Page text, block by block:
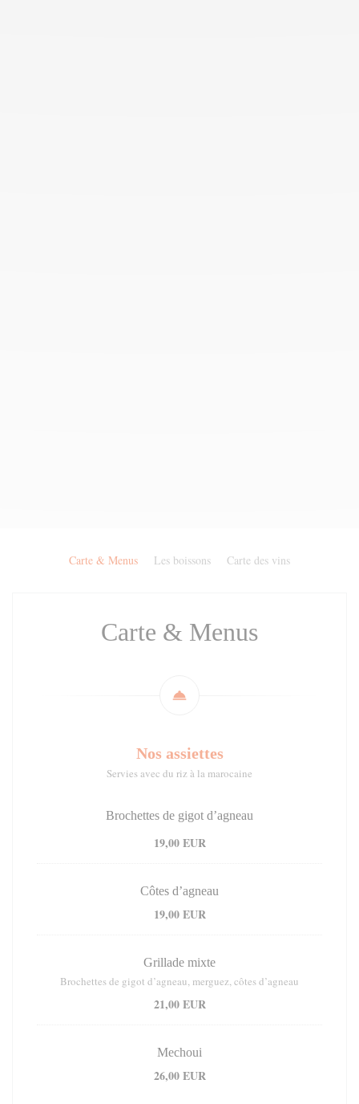
Carte & Menus Les boissons Carte des vins
Carte & Menus
Nos assiettes
Servies avec du riz à la marocaine
Brochettes de gigot d’agneau
19,00 EUR
Côtes d’agneau
19,00 EUR
Grillade mixte
Brochettes de gigot d’agneau, merguez, côtes d’agneau
21,00 EUR
Mechoui
26,00 EUR